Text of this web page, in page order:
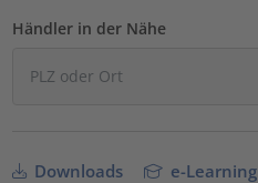
Händler in der Nähe
Downloads e-Learning